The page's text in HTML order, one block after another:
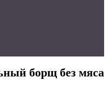
борщ без мяса